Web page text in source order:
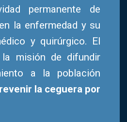
permanente de
la enfermedad y su
y quirúrgico. El
la misión de difundir
a la población
la ceguera por